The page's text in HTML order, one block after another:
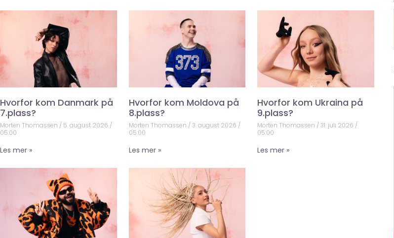
Hvorfor kom Danmark på
7.plass?
Morten Thomassen
5. august 2026
05:00
Les mer »
Hvorfor kom Moldova på
8.plass?
Morten Thomassen 3. august 2026
05:00
Les mer »
Hvorfor kom Ukraina på
9.plass?
Morten Thomassen
31. juli 2026
05:00
Les mer »